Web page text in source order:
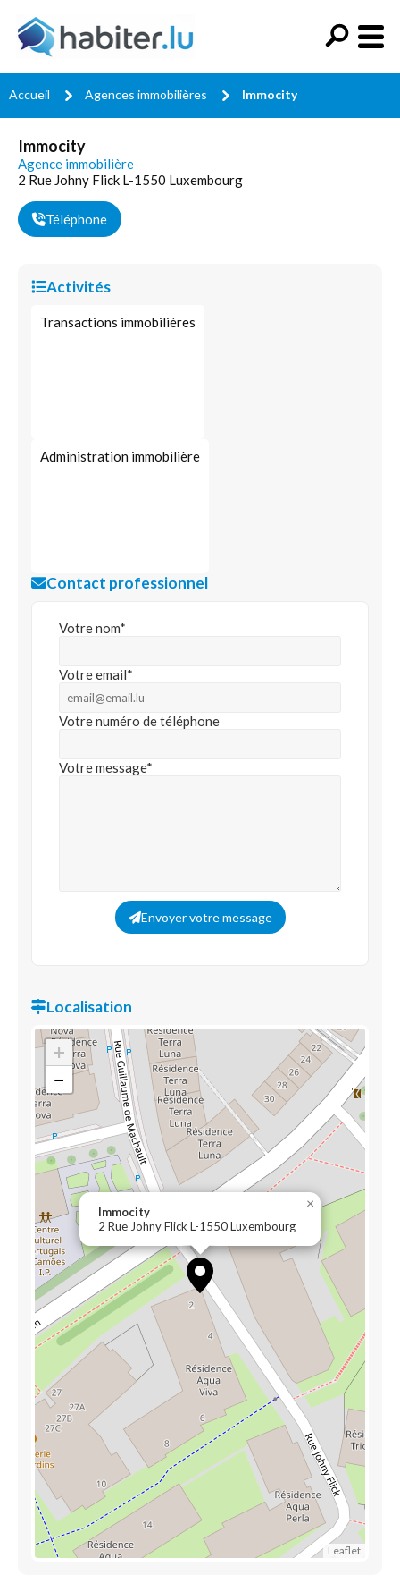
Accueil Agences immobilières Immocity
Immocity
Agence immobilière
2 Rue Johny Flick L-1550 Luxembourg
Téléphone
Activités
Transactions immobilières
Administration immobilière
Contact professionnel
Votre nom*
Votre email*
Votre numéro de téléphone
Votre message*
Envoyer votre message
Localisation
Immocity
2 Rue Johny Flick L-1550 Luxembourg
×
+
−
Leaflet